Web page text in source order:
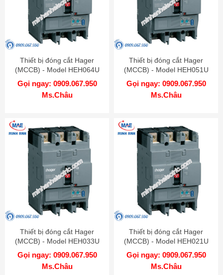
Thiết bị đóng cắt Hager
(MCCB) - Model HEH064U
Gọi ngay: 0909.067.950
Ms.Châu
Thiết bị đóng cắt Hager
(MCCB) - Model HEH051U
Gọi ngay: 0909.067.950
Ms.Châu
Thiết bị đóng cắt Hager
(MCCB) - Model HEH033U
Gọi ngay: 0909.067.950
Ms.Châu
Thiết bị đóng cắt Hager
(MCCB) - Model HEH021U
Gọi ngay: 0909.067.950
Ms.Châu